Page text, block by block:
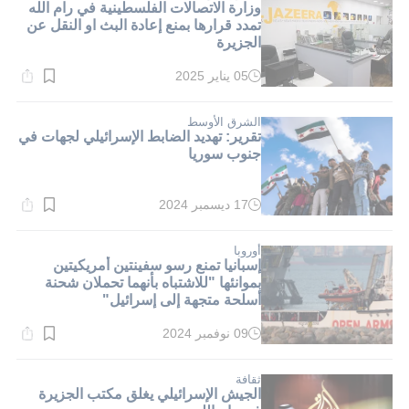
وزارة الاتصالات الفلسطينية في رام الله
تمدد قرارها بمنع إعادة البث او النقل عن
الجزيرة
وقت
دقيقة.
05 يناير 2025
الشرق الأوسط
تقرير: تهديد الضابط الإسرائيلي لجهات في
جنوب سوريا
وقت
دقيقة.
17 ديسمبر 2024
أوروبا
إسبانيا تمنع رسو سفينتين أمريكيتين
بموانئها "للاشتباه بأنهما تحملان شحنة
أسلحة متجهة إلى إسرائيل"
وقت
دقيقة.
09 نوفمبر 2024
ثقافة
الجيش الإسرائيلي يغلق مكتب الجزيرة